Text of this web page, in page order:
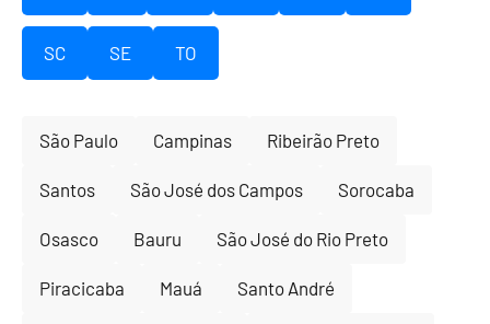
SC SE TO
São Paulo Campinas Ribeirão Preto
Santos São José dos Campos Sorocaba
Osasco Bauru São José do Rio Preto
Piracicaba Mauá Santo André